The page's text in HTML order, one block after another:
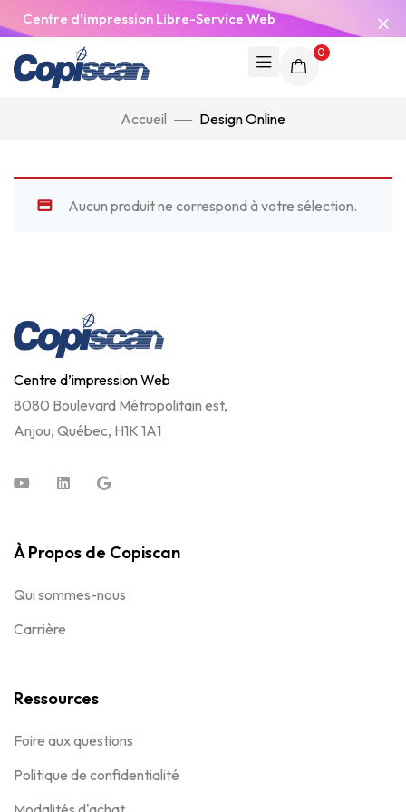
Centre d'impression Libre-Service Web
0
Accueil Design Online
Aucun produit ne correspond à votre sélection.
Centre d’impression Web
8080 Boulevard Métropolitain est,
Anjou, Québec, H1K 1A1
À Propos de Copiscan
Qui sommes-nous
Carrière
Ressources
Foire aux questions
Politique de confidentialité